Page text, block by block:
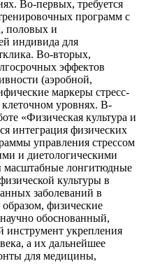
Во-первых, требуется
программ с
половых и
индивида для
Во-вторых,
эффектов
(аэробной,
маркеры стресс-
уровнях. В-
«Физическая культура и
интеграция физических
управления стрессом
и диетологическими
масштабные лонгитюдные
культуры в
заболеваний в
физические
обоснованный,
укрепления
а их дальнейшее
для медицины,